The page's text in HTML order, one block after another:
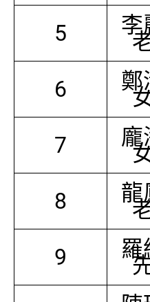
5 李
6 鄭
7 龐
8 龍
9 羅